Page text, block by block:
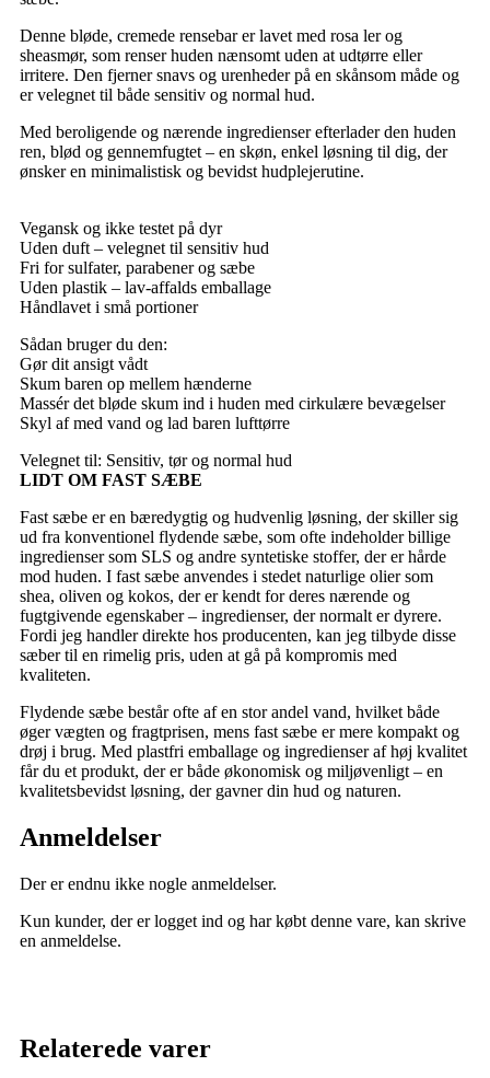
Denne bløde, cremede rensebar er lavet med rosa ler og
sheasmør, som renser huden nænsomt uden at udtørre eller
irritere. Den fjerner snavs og urenheder på en skånsom måde og
er velegnet til både sensitiv og normal hud.
Med beroligende og nærende ingredienser efterlader den huden
ren, blød og gennemfugtet – en skøn, enkel løsning til dig, der
ønsker en minimalistisk og bevidst hudplejerutine.
Vegansk og ikke testet på dyr
Uden duft – velegnet til sensitiv hud
Fri for sulfater, parabener og sæbe
Uden plastik – lav-affalds emballage
Håndlavet i små portioner
Sådan bruger du den:
Gør dit ansigt vådt
Skum baren op mellem hænderne
Massér det bløde skum ind i huden med cirkulære bevægelser
Skyl af med vand og lad baren lufttørre
Velegnet til: Sensitiv, tør og normal hud
LIDT OM FAST SÆBE
Fast sæbe er en bæredygtig og hudvenlig løsning, der skiller sig
ud fra konventionel flydende sæbe, som ofte indeholder billige
ingredienser som SLS og andre syntetiske stoffer, der er hårde
mod huden. I fast sæbe anvendes i stedet naturlige olier som
shea, oliven og kokos, der er kendt for deres nærende og
fugtgivende egenskaber – ingredienser, der normalt er dyrere.
Fordi jeg handler direkte hos producenten, kan jeg tilbyde disse
sæber til en rimelig pris, uden at gå på kompromis med
kvaliteten.
Flydende sæbe består ofte af en stor andel vand, hvilket både
øger vægten og fragtprisen, mens fast sæbe er mere kompakt og
drøj i brug. Med plastfri emballage og ingredienser af høj kvalitet
får du et produkt, der er både økonomisk og miljøvenligt – en
kvalitetsbevidst løsning, der gavner din hud og naturen.
Anmeldelser
Der er endnu ikke nogle anmeldelser.
Kun kunder, der er logget ind og har købt denne vare, kan skrive
en anmeldelse.
Relaterede varer